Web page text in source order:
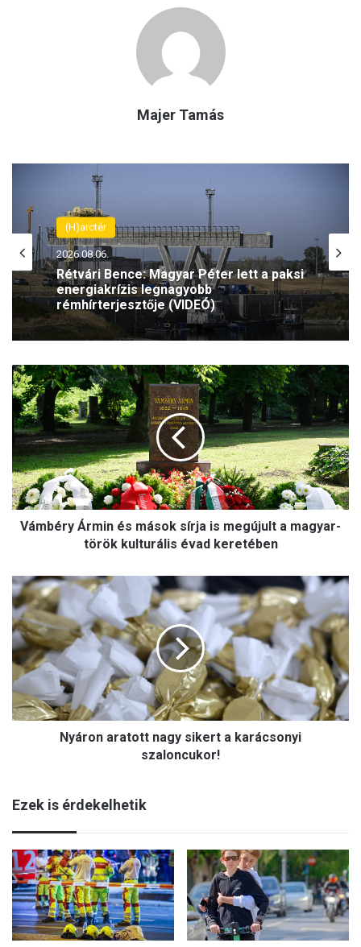
Majer Tamás
(H)arctér
2026.08.06.
Rétvári Bence: Magyar Péter lett a paksi
energiakrízis legnagyobb
rémhírterjesztője (VIDEÓ)
V
á
m
b
é
r
y
Á
r
m
é
s
m
á
s
o
k
s
í
m
e
ú
j
u
l
t
Vámbéry Ármin és mások sírja is megújult a magyar-
török kulturális évad keretében
N
y
á
r
o
n
a
r
a
n
y
s
i
k
e
r
Nyáron aratott nagy sikert a karácsonyi
szaloncukor!
Ezek is érdekelhetik